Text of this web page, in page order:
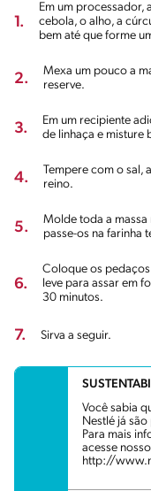
1.
Em um processador,
cebola, o alho, a
bem até que forme
2.
Mexa um pouco a
reserve.
3.
Em um recipiente
de linhaça e misture
4.
Tempere com o sal,
reino.
5.
Molde toda a
passe-os na farinha
6.
Coloque os
leve para assar em
30 minutos.
7. Sirva a seguir.
Você sabia
Nestlé já
Para mais
acesse
http://